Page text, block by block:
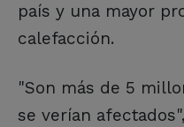
país y una mayor
calefacción.
"Son más de 5
se verían